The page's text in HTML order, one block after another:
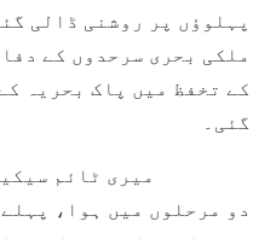
پہلوؤں پر روشنی ڈالی
ملکی بحری سرحدوں کے
کے تخفظ میں پاک بحریہ
گئی۔
میری ٹائم
دو مرحلوں میں ہوا،